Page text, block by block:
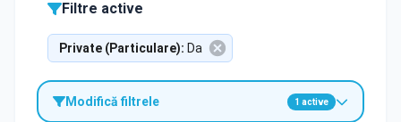
Filtre active
Private (Particulare): Da
Modifică filtrele 1 active